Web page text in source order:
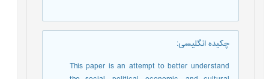
چکیده انگلیسی:
This paper is an attempt to better understand